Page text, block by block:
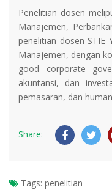
Penelitian dosen
Manajemen,
penelitian dosen STIE
Manajemen, dengan
good corporate
akuntansi, dan
pemasaran, dan
Share:
Tags: penelitian